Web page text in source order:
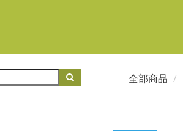
全部商品